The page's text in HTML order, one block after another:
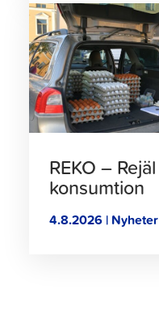
Klicka
för
att
läsa
artikeln
REKO – Rejäl
konsumtion
4.8.2026 | Nyheter